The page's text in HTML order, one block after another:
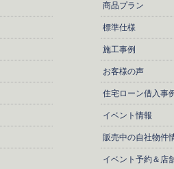
商品プラン
標準仕様
施工事例
お客様の声
住宅ローン借入事
イベント情報
販売中の自社物件
イベント予約＆店